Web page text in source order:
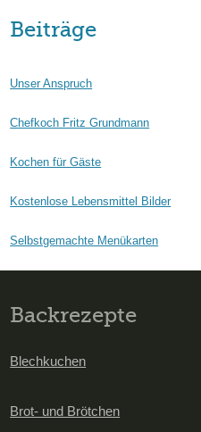
Beiträge
Unser Anspruch
Chefkoch Fritz Grundmann
Kochen für Gäste
Kostenlose Lebensmittel Bilder
Selbstgemachte Menükarten
Backrezepte
Blechkuchen
Brot- und Brötchen